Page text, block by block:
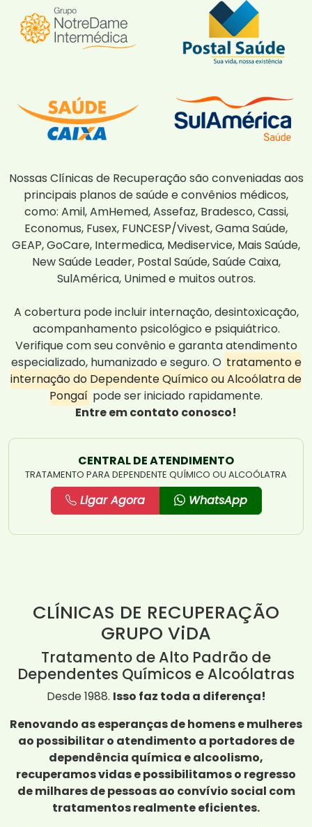
Nossas Clínicas de Recuperação são conveniadas aos
principais planos de saúde e convênios médicos,
como: Amil, AmHemed, Assefaz, Bradesco, Cassi,
Economus, Fusex, FUNCESP/Vivest, Gama Saúde,
GEAP, GoCare, Intermedica, Mediservice, Mais Saúde,
New Saúde Leader, Postal Saúde, Saúde Caixa,
SulAmérica, Unimed e muitos outros.
A cobertura pode incluir internação, desintoxicação,
acompanhamento psicológico e psiquiátrico.
Verifique com seu convênio e garanta atendimento
especializado, humanizado e seguro. O tratamento e
internação do Dependente Químico ou Alcoólatra de
Pongaí pode ser iniciado rapidamente.
Entre em contato conosco!
CENTRAL DE ATENDIMENTO
TRATAMENTO PARA DEPENDENTE QUÍMICO OU ALCOÓLATRA
Ligar Agora WhatsApp
CLÍNICAS DE RECUPERAÇÃO
GRUPO ViDA
Tratamento de Alto Padrão de
Dependentes Químicos e Alcoólatras
Desde 1988. Isso faz toda a diferença!
Renovando as esperanças de homens e mulheres
ao possibilitar o atendimento a portadores de
dependência química e alcoolismo,
recuperamos vidas e possibilitamos o regresso
de milhares de pessoas ao convívio social com
tratamentos realmente eficientes.